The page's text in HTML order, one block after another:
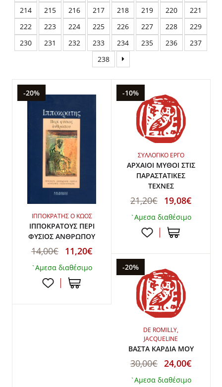
214
215 216 217 218 219 220
221
222
223 224 225 226 227 228
229
230
231 232 233 234 235 236
237
238
-20%
ΙΠΠΟΚΡΑΤΗΣ Ο ΚΩΟΣ
ΙΠΠΟΚΡΑΤΟΥΣ ΠΕΡΙ
ΦΥΣΙΟΣ ΑΝΘΡΩΠΟΥ
14,00€ 11,20€
`Αμεσα διαθέσιμο
-10%
ΣΥΛΛΟΓΙΚΟ ΕΡΓΟ
ΑΡΧΑΙΟΙ ΜΥΘΟΙ ΣΤΙΣ
ΠΑΡΑΣΤΑΤΙΚΕΣ
ΤΕΧΝΕΣ
21,20€ 19,08€
`Αμεσα διαθέσιμο
-20%
DE ROMILLY,
JACQUELINE
ΒΑΣΤΑ ΚΑΡΔΙΑ ΜΟΥ
30,00€ 24,00€
`Αμεσα διαθέσιμο